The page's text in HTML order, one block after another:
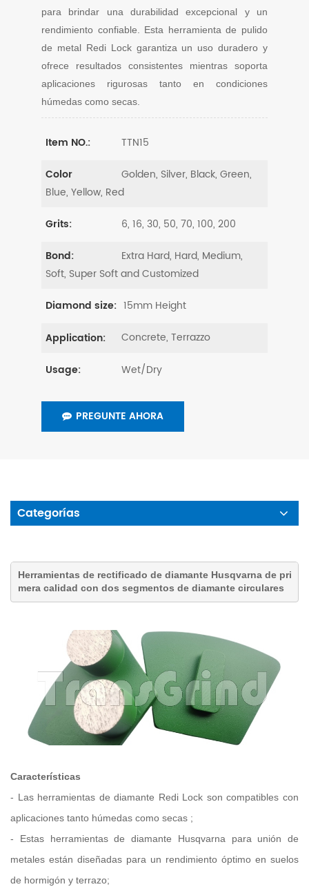
para brindar una durabilidad excepcional y un
rendimiento confiable. Esta herramienta de pulido
de metal Redi Lock garantiza un uso duradero y
ofrece resultados consistentes mientras soporta
aplicaciones rigurosas tanto en condiciones
húmedas como secas.
Item NO.: TTN15
Color
Golden, Silver, Black, Green,
Blue, Yellow, Red
Grits: 6, 16, 30, 50, 70, 100, 200
Bond:
Extra Hard, Hard, Medium,
Soft, Super Soft and Customized
Diamond size: 15mm Height
Application: Concrete, Terrazzo
Usage: Wet/Dry
PREGUNTE AHORA
Categorías
Herramientas de rectificado de diamante Husqvarna de pri
mera calidad con dos segmentos de diamante circulares
Características
- Las herramientas de diamante Redi Lock son compatibles con
aplicaciones tanto húmedas como secas ;
- Estas herramientas de diamante Husqvarna para unión de
metales están diseñadas para un rendimiento óptimo en suelos
de hormigón y terrazo;